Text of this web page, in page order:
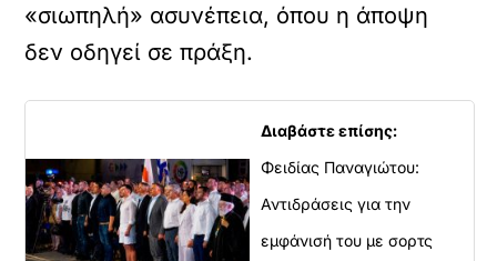
«σιωπηλή» ασυνέπεια, όπου η άποψη
δεν οδηγεί σε πράξη.
Διαβάστε επίσης:
Φειδίας Παναγιώτου:
Αντιδράσεις για την
εμφάνισή του με σορτς